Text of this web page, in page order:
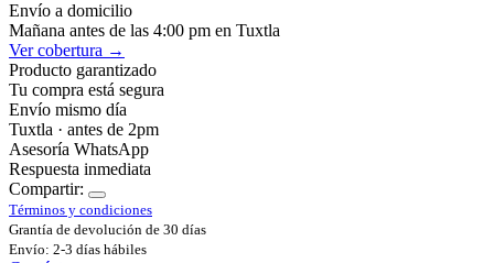
Envío a domicilio
Mañana antes de las 4:00 pm en Tuxtla
Ver cobertura →
Producto garantizado
Tu compra está segura
Envío mismo día
Tuxtla · antes de 2pm
Asesoría WhatsApp
Respuesta inmediata
Compartir:
Términos y condiciones
Grantía de devolución de 30 días
Envío: 2-3 días hábiles